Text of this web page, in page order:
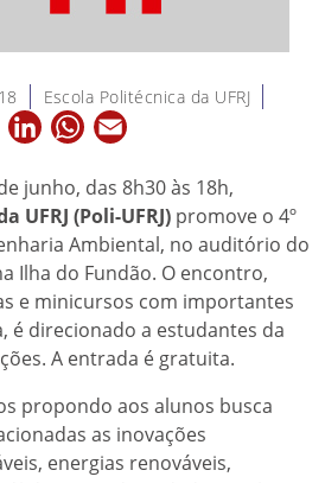
Escola Politécnica da UFRJ
TwitterLinkedInWhatsApp
junho, das 8h30 às 18h,
UFRJ (Poli-UFRJ) promove o 4º
Ambiental, no auditório do
Ilha do Fundão. O encontro,
e minicursos com importantes
é direcionado a estudantes da
A entrada é gratuita.
propondo aos alunos busca
as inovações
energias renováveis,